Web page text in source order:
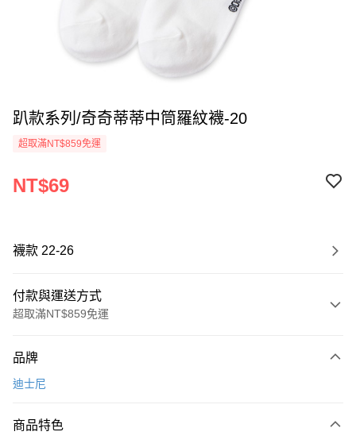
趴款系列/奇奇蒂蒂中筒羅紋襪-20
超取滿NT$859免運
NT$69
襪款 22-26
付款與運送方式
超取滿NT$859免運
信用卡一次付款
LINE Pay
品牌
迪士尼
商品特色